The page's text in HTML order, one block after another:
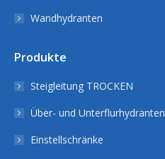
Wandhydranten
Produkte
Steigleitung TROCKEN
Über- und Unterflurhydranten
Einstellschränke